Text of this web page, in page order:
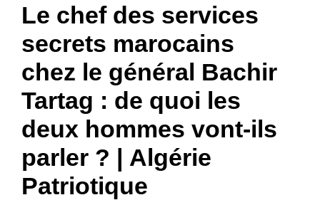
Le chef des services
secrets marocains
chez le général Bachir
Tartag : de quoi les
deux hommes vont-ils
parler ? | Algérie
Patriotique